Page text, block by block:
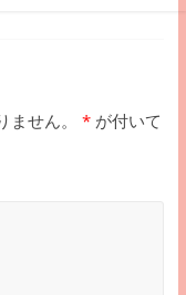
せん。 *が付いて